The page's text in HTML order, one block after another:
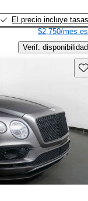
El precio incluye tasas
$2,750/mes
Verif. disponibilidad